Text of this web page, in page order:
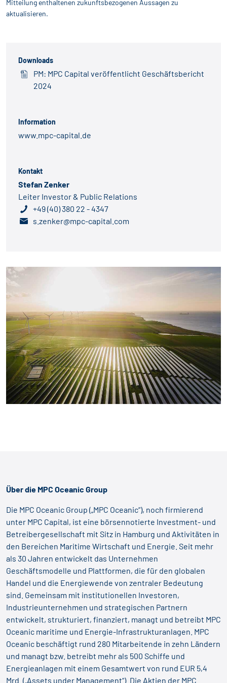
Mitteilung enthaltenen zukunftsbezogenen Aussagen zu
aktualisieren.
Downloads
PM: MPC Capital veröffentlicht Geschäftsbericht
2024
Information
www.mpc-capital.de
Kontakt
Stefan Zenker
Leiter Investor & Public Relations
+49 (40) 380 22 - 4347
s.zenker@mpc-capital.com
Über die MPC Oceanic Group
Die MPC Oceanic Group („MPC Oceanic“), noch firmierend
unter MPC Capital, ist eine börsennotierte Investment- und
Betreibergesellschaft mit Sitz in Hamburg und Aktivitäten in
den Bereichen Maritime Wirtschaft und Energie. Seit mehr
als 30 Jahren entwickelt das Unternehmen
Geschäftsmodelle und Plattformen, die für den globalen
Handel und die Energiewende von zentraler Bedeutung
sind. Gemeinsam mit institutionellen Investoren,
Industrieunternehmen und strategischen Partnern
entwickelt, strukturiert, finanziert, managt und betreibt MPC
Oceanic maritime und Energie-Infrastrukturanlagen. MPC
Oceanic beschäftigt rund 280 Mitarbeitende in zehn Ländern
und managt bzw. betreibt mehr als 500 Schiffe und
Energieanlagen mit einem Gesamtwert von rund EUR 5,4
Mrd. („Assets under Management“). Die Aktien der MPC